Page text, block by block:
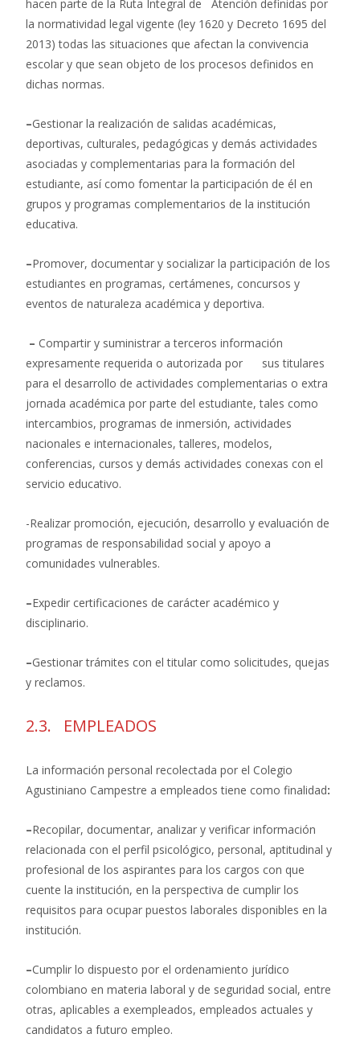
hacen parte de la Ruta Integral de Atención definidas por
la normatividad legal vigente (ley 1620 y Decreto 1695 del
2013) todas las situaciones que afectan la convivencia
escolar y que sean objeto de los procesos definidos en
dichas normas.
–Gestionar la realización de salidas académicas,
deportivas, culturales, pedagógicas y demás actividades
asociadas y complementarias para la formación del
estudiante, así como fomentar la participación de él en
grupos y programas complementarios de la institución
educativa.
–Promover, documentar y socializar la participación de los
estudiantes en programas, certámenes, concursos y
eventos de naturaleza académica y deportiva.
– Compartir y suministrar a terceros información
expresamente requerida o autorizada por sus titulares
para el desarrollo de actividades complementarias o extra
jornada académica por parte del estudiante, tales como
intercambios, programas de inmersión, actividades
nacionales e internacionales, talleres, modelos,
conferencias, cursos y demás actividades conexas con el
servicio educativo.
-Realizar promoción, ejecución, desarrollo y evaluación de
programas de responsabilidad social y apoyo a
comunidades vulnerables.
–Expedir certificaciones de carácter académico y
disciplinario.
–Gestionar trámites con el titular como solicitudes, quejas
y reclamos.
2.3. EMPLEADOS
La información personal recolectada por el Colegio
Agustiniano Campestre a empleados tiene como finalidad:
–Recopilar, documentar, analizar y verificar información
relacionada con el perfil psicológico, personal, aptitudinal y
profesional de los aspirantes para los cargos con que
cuente la institución, en la perspectiva de cumplir los
requisitos para ocupar puestos laborales disponibles en la
institución.
–Cumplir lo dispuesto por el ordenamiento jurídico
colombiano en materia laboral y de seguridad social, entre
otras, aplicables a exempleados, empleados actuales y
candidatos a futuro empleo.